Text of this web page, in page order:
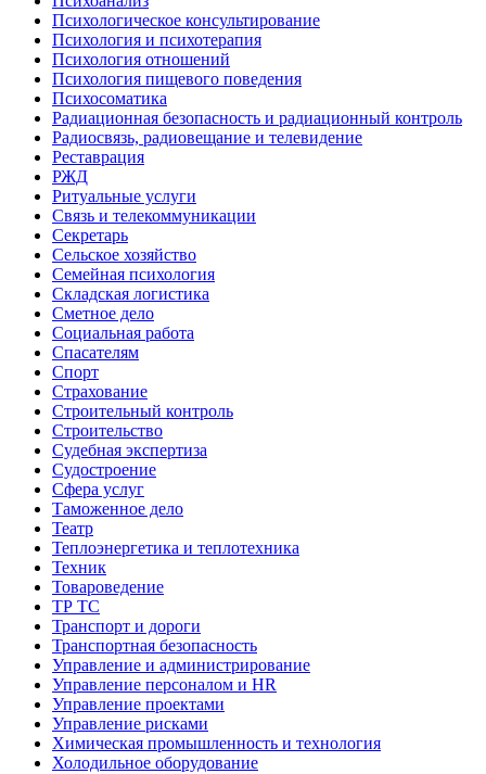
Психологическое консультирование
Психология и психотерапия
Психология отношений
Психология пищевого поведения
Психосоматика
Радиационная безопасность и радиационный контроль
Радиосвязь, радиовещание и телевидение
Реставрация
РЖД
Ритуальные услуги
Связь и телекоммуникации
Секретарь
Сельское хозяйство
Семейная психология
Складская логистика
Сметное дело
Социальная работа
Спасателям
Спорт
Страхование
Строительный контроль
Строительство
Судебная экспертиза
Судостроение
Сфера услуг
Таможенное дело
Театр
Теплоэнергетика и теплотехника
Техник
Товароведение
ТР ТС
Транспорт и дороги
Транспортная безопасность
Управление и администрирование
Управление персоналом и HR
Управление проектами
Управление рисками
Химическая промышленность и технология
Холодильное оборудование